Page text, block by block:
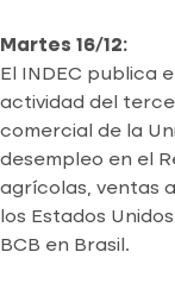
Martes 16/12:
El INDEC publica
actividad del
comercial de la
desempleo en el
agrícolas, ventas
los Estados
BCB en Brasil.